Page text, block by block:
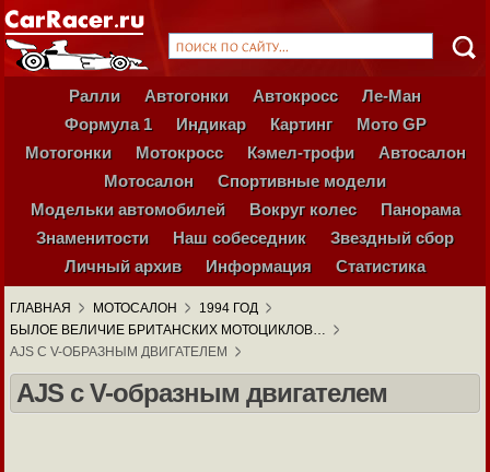
Ралли Автогонки Автокросс
Ле-Ман
Формула 1
Индикар Картинг
Мото GP
Мотогонки
Мотокросс Кэмел-трофи
Автосалон
Мотосалон
Спортивные модели
Модельки автомобилей
Вокруг колес
Панорама
Знаменитости
Наш собеседник
Звездный сбор
Личный архив
Информация Статистика
ГЛАВНАЯ МОТОСАЛОН
1994 ГОД
БЫЛОЕ ВЕЛИЧИЕ БРИТАНСКИХ МОТОЦИКЛОВ…
AJS С V-ОБРАЗНЫМ ДВИГАТЕЛЕМ
AJS с V-образным двигателем